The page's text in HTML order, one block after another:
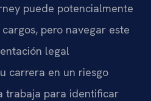
puede potencialmente
pero navegar este
legal
carrera en un riesgo
trabaja para identificar